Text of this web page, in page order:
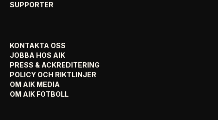
SUPPORTER
KONTAKTA OSS
JOBBA HOS AIK
PRESS & ACKREDITERING
POLICY OCH RIKTLINJER
OM AIK MEDIA
OM AIK FOTBOLL